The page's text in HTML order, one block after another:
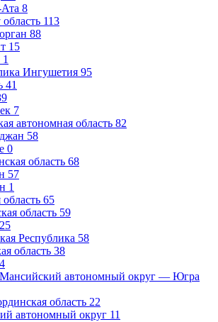
8
113
88
15
1
Ингушетия 95
41
7
автономная область 82
58
0
область 68
57
1
65
область 59
25
Республика 58
область 38
автономный округ — Югра
область 22
автономный округ 11